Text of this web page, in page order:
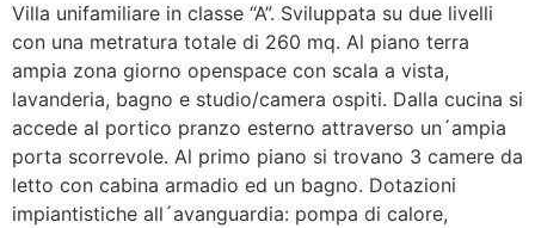
Villa unifamiliare in classe “A”. Sviluppata su due livelli
con una metratura totale di 260 mq. Al piano terra
ampia zona giorno openspace con scala a vista,
lavanderia, bagno e studio/camera ospiti. Dalla cucina si
accede al portico pranzo esterno attraverso un´ampia
porta scorrevole. Al primo piano si trovano 3 camere da
letto con cabina armadio ed un bagno. Dotazioni
impiantistiche all´avanguardia: pompa di calore,